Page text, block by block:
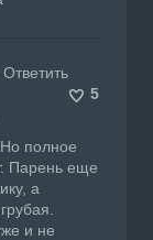
Ответить
5
полное
Парень еще
а
и не